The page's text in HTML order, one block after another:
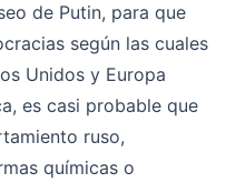
de Putin, para que
según las cuales
Unidos y Europa
es casi probable que
ruso,
químicas o